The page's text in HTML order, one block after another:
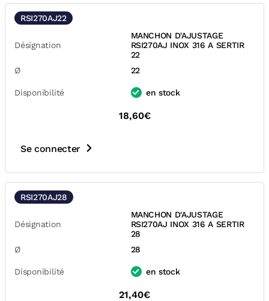
RSI270AJ22
Désignation
MANCHON D'AJUSTAGE
RSI270AJ INOX 316 A SERTIR
22
Ø
22
Disponibilité en stock
18,60€
Se connecter
RSI270AJ28
Désignation
MANCHON D'AJUSTAGE
RSI270AJ INOX 316 A SERTIR
28
Ø
28
Disponibilité en stock
21,40€